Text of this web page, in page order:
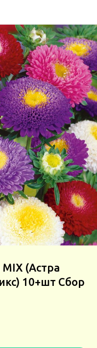
(Астра
10+шт Сбор